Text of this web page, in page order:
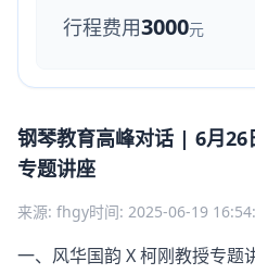
行程费用3000元
钢琴教育高峰对话 | 6月26
专题讲座
来源: fhgy时间: 2025-06-19
一、风华国韵 X 柯刚教授专题